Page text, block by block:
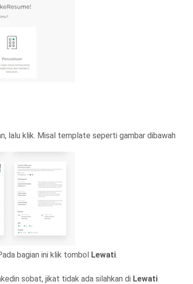
lalu klik. Misal template seperti gambar dibawah
bagian ini klik tombol Lewati.
sobat, jikat tidak ada silahkan di Lewati